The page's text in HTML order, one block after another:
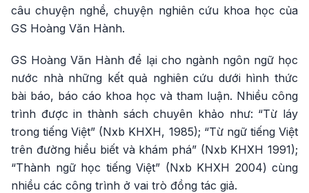
câu chuyện nghề, chuyện nghiên cứu khoa học của
GS Hoàng Văn Hành.
GS Hoàng Văn Hành để lại cho ngành ngôn ngữ học
nước nhà những kết quả nghiên cứu dưới hình thức
bài báo, báo cáo khoa học và tham luận. Nhiều công
trình được in thành sách chuyên khảo như: “Từ láy
trong tiếng Việt” (Nxb KHXH, 1985); “Từ ngữ tiếng Việt
trên đường hiểu biết và khám phá” (Nxb KHXH 1991);
“Thành ngữ học tiếng Việt” (Nxb KHXH 2004) cùng
nhiều các công trình ở vai trò đồng tác giả.